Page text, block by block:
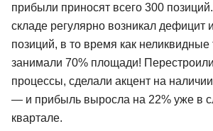
прибыли приносят всего 300
складе регулярно возникал дефицит
позиций, в то время как
занимали 70% площади! Перестроили
процессы, сделали акцент на
— и прибыль выросла на 22% уже в
квартале.